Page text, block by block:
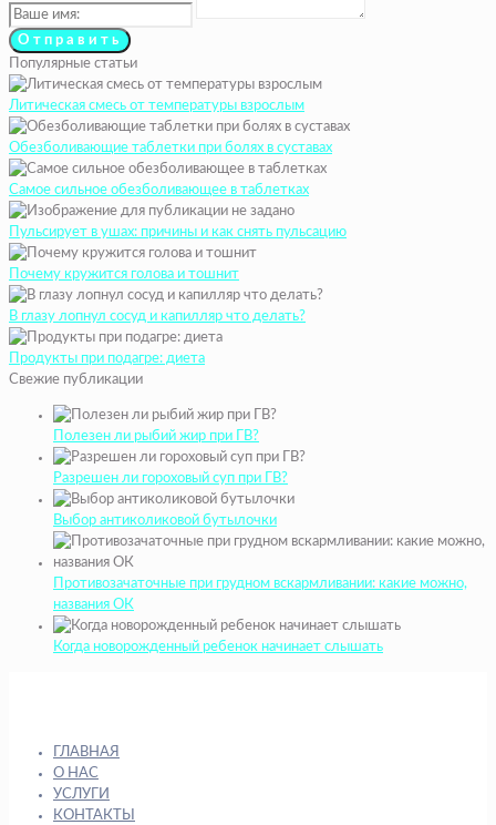
Популярные статьи
Литическая смесь от температуры взрослым
Обезболивающие таблетки при болях в суставах
Самое сильное обезболивающее в таблетках
Пульсирует в ушах: причины и как снять пульсацию
Почему кружится голова и тошнит
В глазу лопнул сосуд и капилляр что делать?
Продукты при подагре: диета
Свежие публикации
Полезен ли рыбий жир при ГВ?
Разрешен ли гороховый суп при ГВ?
Выбор антиколиковой бутылочки
Противозачаточные при грудном вскармливании: какие можно,
названия ОК
Когда новорожденный ребенок начинает слышать
ГЛАВНАЯ
О НАС
УСЛУГИ
КОНТАКТЫ